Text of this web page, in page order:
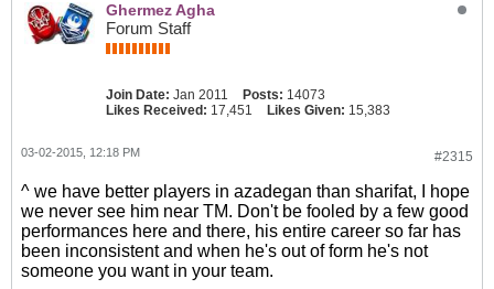
Ghermez Agha
Forum Staff
Join Date: Jan 2011 Posts: 14073
Likes Received: 17,451 Likes Given: 15,383
#2315
03-02-2015, 12:18 PM
^ we have better players in azadegan than sharifat, I hope
we never see him near TM. Don't be fooled by a few good
performances here and there, his entire career so far has
been inconsistent and when he's out of form he's not
someone you want in your team.